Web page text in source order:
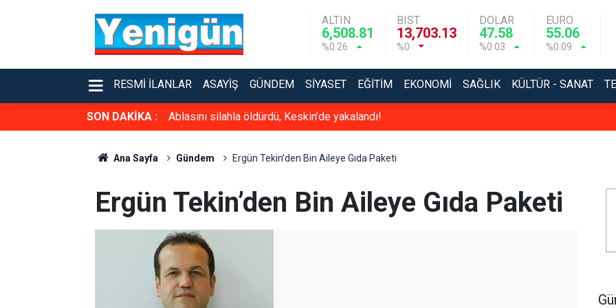
ALTIN
6,508.81
%0.26
BIST
13,703.13
%0
DOLAR
47.58
%0.03
EURO
55.06
%0.09
RESMI İLANLAR ASAYIŞ GÜNDEM SIYASET EĞITIM EKONOMI SAĞLIK KÜLTÜR - SANAT
SON DAKİKA : Ablasını silahla öldürdü, Keskin’de yakalandı!
Ana Sayfa Gündem Ergün Tekin’den Bin Aileye Gıda Paketi
Ergün Tekin’den Bin Aileye Gıda Paketi